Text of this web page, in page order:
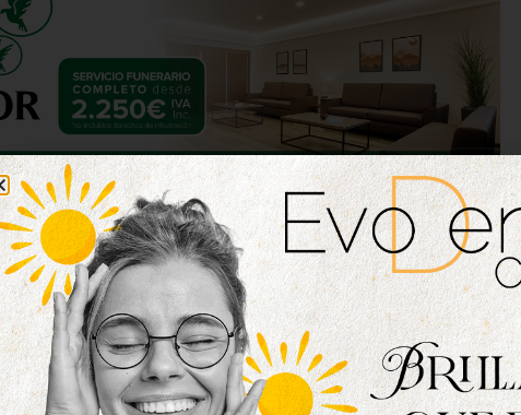
la consejera de Agricultura, Ganadería y Desarrollo
María González Corral, quien señaló que «todos los
hoy aquí aúnan trayectoria, tradición y apego, y
que Tordesillas, la provincia y la región crezca un poco
rural en mayúsculas». «Ninguna administración puede
sacar adelante cada día vuestros negocios, y quiero
Junta para seguir haciéndolo», señaló.